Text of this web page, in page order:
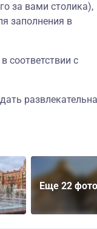
за вами столика),
заполнения в
соответствии с
Еще 22 фото